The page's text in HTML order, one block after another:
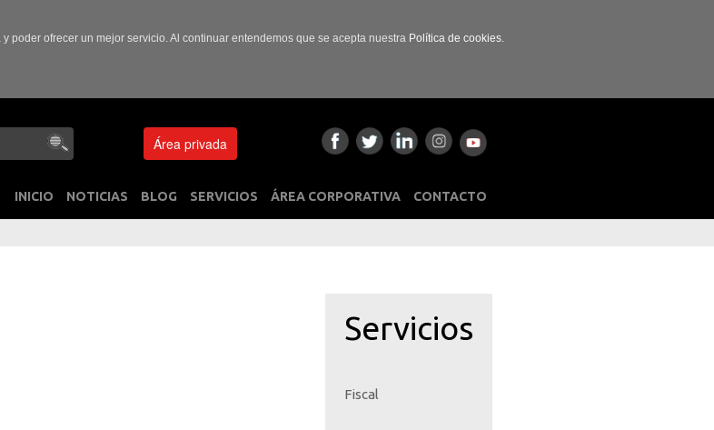
poder ofrecer un mejor servicio. Al continuar entendemos que se acepta nuestra Política de cookies.
Área privada
INICIO NOTICIAS BLOG SERVICIOS ÁREA CORPORATIVA CONTACTO
Servicios
Fiscal